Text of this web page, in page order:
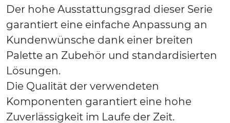
Der hohe Ausstattungsgrad dieser Serie
garantiert eine einfache Anpassung an
Kundenwünsche dank einer breiten
Palette an Zubehör und standardisierten
Lösungen.
Die Qualität der verwendeten
Komponenten garantiert eine hohe
Zuverlässigkeit im Laufe der Zeit.